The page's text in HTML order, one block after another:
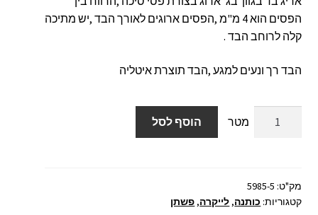
הפסים הוא 4 מ"מ ,הפסים ארוגים לאורך הבד ,יש מתיכה
קלה לרוחב הבד .
הבד רך ונעים למגע ,הבד תוצרת איטליה
פישתן
כותנה
הוסף לסל
מק"ט: 5985-5
קטגוריות: כותנה, לייקרה, פשתן